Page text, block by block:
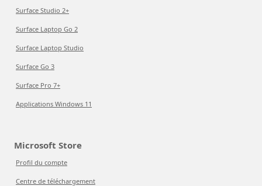
Surface Studio 2+
Surface Laptop Go 2
Surface Laptop Studio
Surface Go 3
Surface Pro 7+
Applications Windows 11
Microsoft Store
Profil du compte
Centre de téléchargement